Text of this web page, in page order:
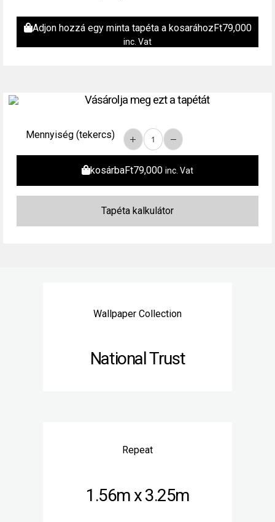
Adjon hozzá egy minta tapéta a kosarához Ft79,000
inc. Vat
Vásárolja meg ezt a tapétát
Mennyiség (tekercs)
kosárbaFt79,000 inc. Vat
Wallpaper Collection
National Trust
Repeat
1.56m x 3.25m